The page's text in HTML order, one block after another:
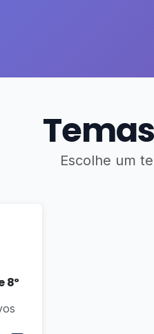
Escolhe um
8º